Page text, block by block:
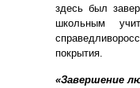
здесь был
школьным
покрытия.
«Завершение